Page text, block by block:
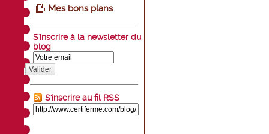
Mes bons plans
S'inscrire à la newsletter du
blog
Valider
S'inscrire au fil RSS